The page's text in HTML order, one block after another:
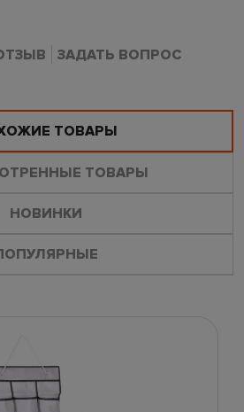
ЗАДАТЬ ВОПРОС
ТОВАРЫ
ТОВАРЫ
НОВИНКИ